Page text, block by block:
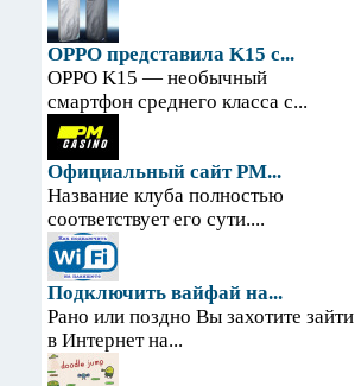
OPPO представила K15 с...
OPPO K15 — необычный
смартфон среднего класса с...
Официальный сайт PM...
Название клуба полностью
соответствует его сути....
Подключить вайфай на...
Рано или поздно Вы захотите зайти
в Интернет на...